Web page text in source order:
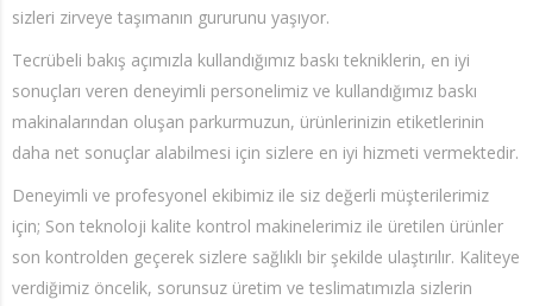
sizleri zirveye taşımanın gururunu yaşıyor.
Tecrübeli bakış açımızla kullandığımız baskı tekniklerin, en iyi
sonuçları veren deneyimli personelimiz ve kullandığımız baskı
makinalarından oluşan parkurmuzun, ürünlerinizin etiketlerinin
daha net sonuçlar alabilmesi için sizlere en iyi hizmeti vermektedir.
Deneyimli ve profesyonel ekibimiz ile siz değerli müşterilerimiz
için; Son teknoloji kalite kontrol makinelerimiz ile üretilen ürünler
son kontrolden geçerek sizlere sağlıklı bir şekilde ulaştırılır. Kaliteye
verdiğimiz öncelik, sorunsuz üretim ve teslimatımızla sizlerin